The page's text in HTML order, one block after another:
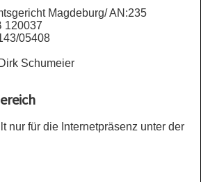
Magdeburg/ AN:235
120037
05408
Schumeier
nur für die Internetpräsenz unter der